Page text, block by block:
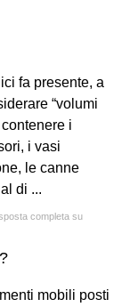
fa presente, a
“volumi
i
i vasi
le canne
di ...
completa su
mobili posti